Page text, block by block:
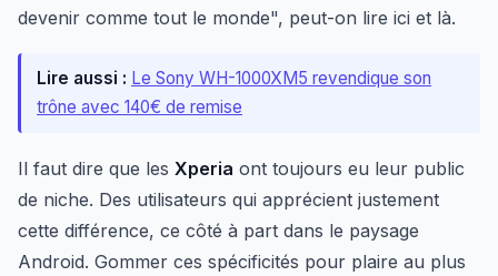
devenir comme tout le monde", peut-on lire ici et là.
Lire aussi : Le Sony WH-1000XM5 revendique son
trône avec 140€ de remise
Il faut dire que les Xperia ont toujours eu leur public
de niche. Des utilisateurs qui apprécient justement
cette différence, ce côté à part dans le paysage
Android. Gommer ces spécificités pour plaire au plus